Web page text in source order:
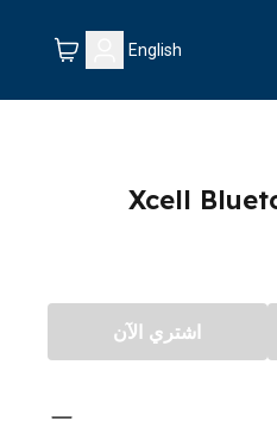
English
Xcell
اشتري الآن